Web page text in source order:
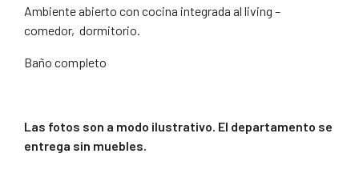
Ambiente abierto con cocina integrada al living –
comedor, dormitorio.
Baño completo
Las fotos son a modo ilustrativo. El departamento se
entrega sin muebles.